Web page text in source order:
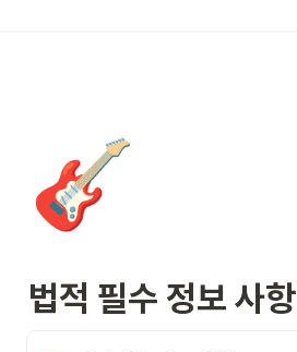
🎸
법적 필수 정보 사항